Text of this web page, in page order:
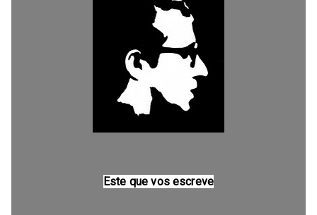
Este que vos escreve